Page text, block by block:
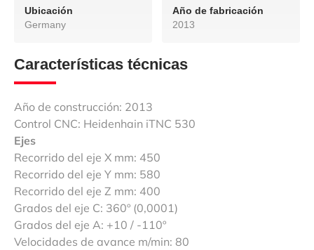
Ubicación
Germany
Año de fabricación
2013
Características técnicas
Año de construcción: 2013
Control CNC: Heidenhain iTNC 530
Ejes
Recorrido del eje X mm: 450
Recorrido del eje Y mm: 580
Recorrido del eje Z mm: 400
Grados del eje C: 360º (0,0001)
Grados del eje A: +10 / -110º
Velocidades de avance m/min: 80